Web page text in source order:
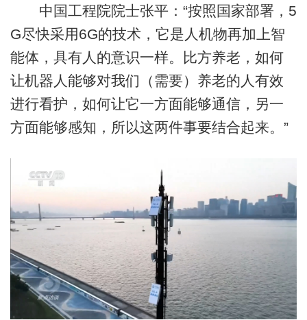
中国工程院院士张平：“按照国家部署，5
G尽快采用6G的技术，它是人机物再加上智
能体，具有人的意识一样。比方养老，如何
让机器人能够对我们（需要）养老的人有效
进行看护，如何让它一方面能够通信，另一
方面能够感知，所以这两件事要结合起来。”